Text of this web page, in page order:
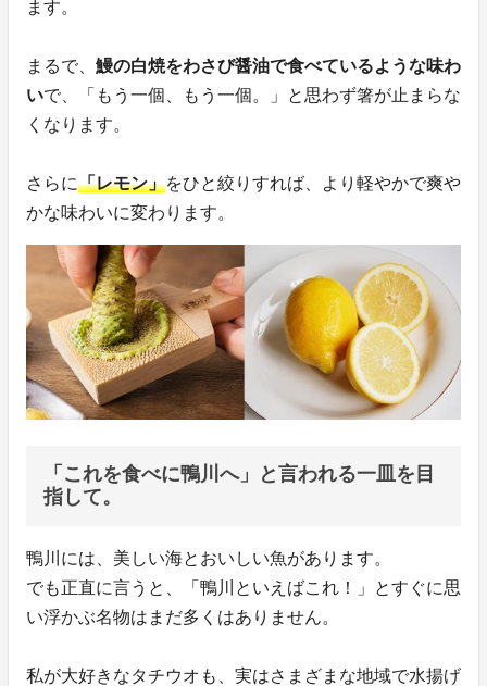
ます。
まるで、 鰻の白焼をわさび醤油で食べているような味わ
いで、「もう一個、もう一個。」と思わず箸が止まらな
くなります。
さらに「レモン」をひと絞りすれば、より軽やかで爽や
かな味わいに変わります。
「これを食べに鴨川へ」と言われる一皿を目
指して。
鴨川には、美しい海とおいしい魚があります。
でも正直に言うと、「鴨川といえばこれ！」とすぐに思
い浮かぶ名物はまだ多くはありません。
私が大好きなタチウオも、実はさまざまな地域で水揚げ